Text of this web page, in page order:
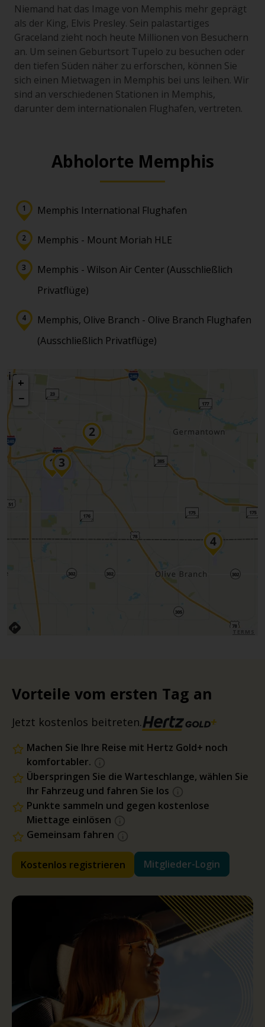
Niemand hat das Image von Memphis mehr geprägt
als der King, Elvis Presley. Sein palastartiges
Graceland zieht noch heute Millionen von Besuchern
an. Um seinen Geburtsort Tupelo zu besuchen oder
den tiefen Süden näher zu erforschen, können Sie
sich einen Mietwagen in Memphis bei uns leihen. Wir
sind an verschiedenen Stationen in Memphis,
darunter dem internationalen Flughafen, vertreten.
Abholorte Memphis
Memphis International Flughafen
Memphis - Mount Moriah HLE
Memphis - Wilson Air Center (Ausschließlich
Privatflüge)
Memphis, Olive Branch - Olive Branch Flughafen
(Ausschließlich Privatflüge)
+
−
Vorteile vom ersten Tag an
Jetzt kostenlos beitreten.
Machen Sie Ihre Reise mit Hertz Gold+ noch
komfortabler.
Überspringen Sie die Warteschlange, wählen Sie
Ihr Fahrzeug und fahren Sie los
Punkte sammeln und gegen kostenlose
Miettage einlösen
Gemeinsam fahren
Kostenlos registrieren Mitglieder-Login